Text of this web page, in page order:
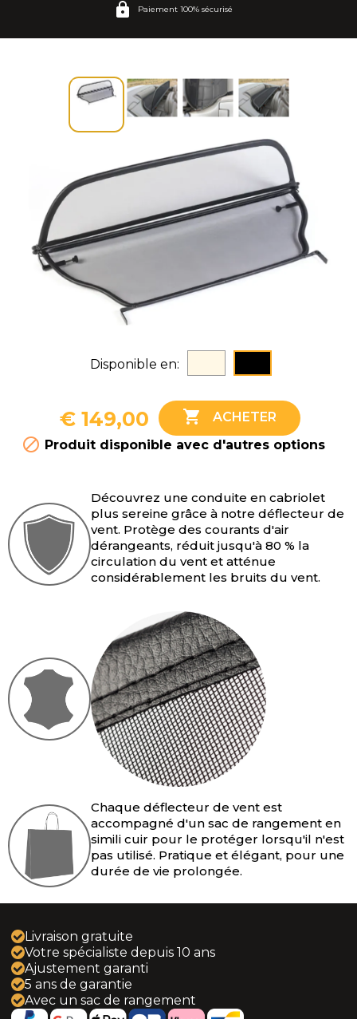
Paiement 100% sécurisé
A5 8F7 (2009-2016)
A5 F57 (2016-2025)
TT 8S FV9 (2015-2025)
TT Roadster 8J (2006-2014)
TT Roadster 8N (1999-2006)
1-serie E88 (2008-2014)
2-serie F23 (2014-2022)
3-serie E30 (1985-1994)
3-serie E36 (1993-2000)
3-serie E46 (2000-2007)
3-serie E93 (2007-2013)
6-serie E64 (2003-2011)
6-serie F12 (2011-2018)
Z4 Roadster E85 (2002-2008)
Z4 Roadster E89 (2009-2018)
Camaro 5 (2011-2016)
Camaro 6 (2016-2024)
Le Baron (1986-1995)
PT Cruiser (2004-2010)
Sebring JS (2007-2010)
DS3 (2013-2019)
Disponible en:
€ 149,00  ACHETER
 Produit disponible avec d'autres options
Découvrez une conduite en cabriolet
plus sereine grâce à notre déflecteur de
vent. Protège des courants d'air
dérangeants, réduit jusqu'à 80 % la
circulation du vent et atténue
considérablement les bruits du vent.
Chaque déflecteur de vent est
accompagné d'un sac de rangement en
simili cuir pour le protéger lorsqu'il n'est
pas utilisé. Pratique et élégant, pour une
durée de vie prolongée.
Livraison gratuite
Votre spécialiste depuis 10 ans
Ajustement garanti
5 ans de garantie
Avec un sac de rangement